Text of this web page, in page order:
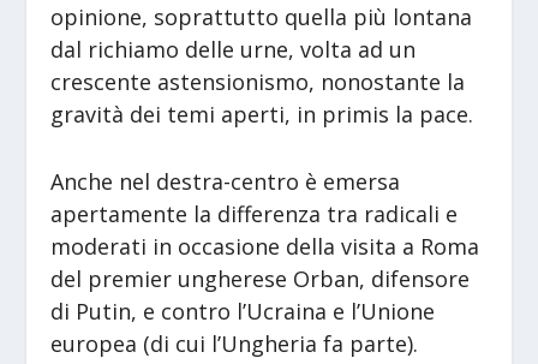
opinione, soprattutto quella più lontana
dal richiamo delle urne, volta ad un
crescente astensionismo, nonostante la
gravità dei temi aperti, in primis la pace.
Anche nel destra-centro è emersa
apertamente la differenza tra radicali e
moderati in occasione della visita a Roma
del premier ungherese Orban, difensore
di Putin, e contro l’Ucraina e l’Unione
europea (di cui l’Ungheria fa parte).